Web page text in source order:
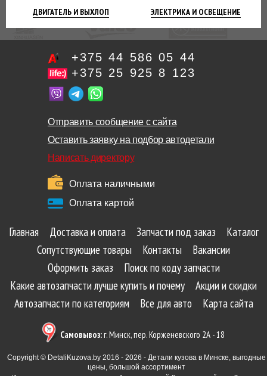
ДВИГАТЕЛЬ И ВЫХЛОП ЭЛЕКТРИКА И ОСВЕЩЕНИЕ
+375 44 586 05 44
+375 25 925 8 123
Отправить сообщение с сайта
Оставить заявку на подбор автодетали
Написать директору
Оплата наличными
Оплата картой
Главная Доставка и оплата Запчасти под заказ
Каталог
Сопутствующие товары
Контакты
Вакансии
Оформить заказ
Поиск по коду запчасти
Какие автозапчасти лучше купить и почему
Акции и скидки
Автозапчасти по категориям
Все для авто Карта сайта
Самовывоз:г. Минск, пер. Корженевского 2А - 18
Copyright © DetaliKuzova.by 2016 - 2026 - Детали кузова в Минске, выгодные
цены, большой ассортимент